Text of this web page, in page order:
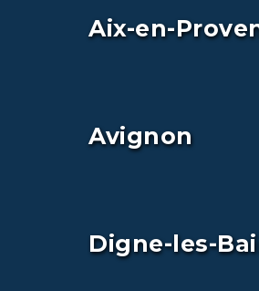
Aix-en-
Avignon
Digne-les-